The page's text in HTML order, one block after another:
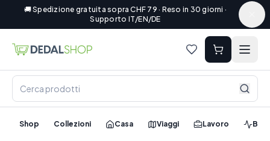
🚚 Spedizione gratuita sopra CHF 79 · Reso in 30 giorni ·
Supporto IT/EN/DE
Shop Collezioni Casa Viaggi Lavoro